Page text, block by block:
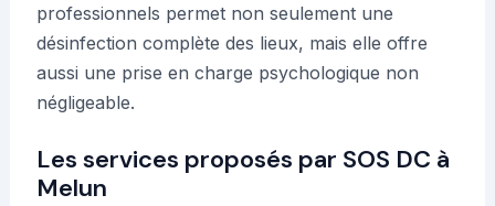
professionnels permet non seulement une
désinfection complète des lieux, mais elle offre
aussi une prise en charge psychologique non
négligeable.
Les services proposés par SOS DC à
Melun